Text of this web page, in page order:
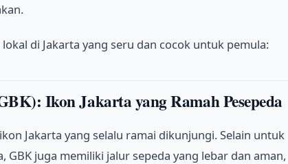
di Jakarta yang seru dan cocok untuk pemula:
Ikon Jakarta yang Ramah Pesepeda
Jakarta yang selalu ramai dikunjungi. Selain untuk
juga memiliki jalur sepeda yang lebar dan aman,